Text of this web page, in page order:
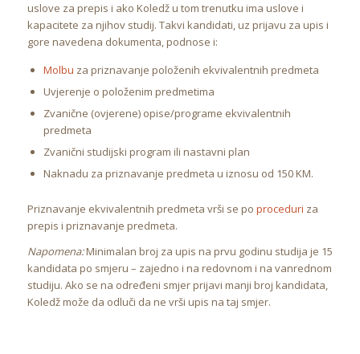
uslove za prepis i ako Koledž u tom trenutku ima uslove i
kapacitete za njihov studij. Takvi kandidati, uz prijavu za upis i
gore navedena dokumenta, podnose i:
Molbu za priznavanje položenih ekvivalentnih predmeta
Uvjerenje o položenim predmetima
Zvanične (ovjerene) opise/programe ekvivalentnih
predmeta
Zvanični studijski program ili nastavni plan
Naknadu za priznavanje predmeta u iznosu od 150 KM.
Priznavanje ekvivalentnih predmeta vrši se po proceduri za
prepis i priznavanje predmeta.
Napomena:Minimalan broj za upis na prvu godinu studija je 15
kandidata po smjeru – zajedno i na redovnom i na vanrednom
studiju. Ako se na određeni smjer prijavi manji broj kandidata,
Koledž može da odluči da ne vrši upis na taj smjer.